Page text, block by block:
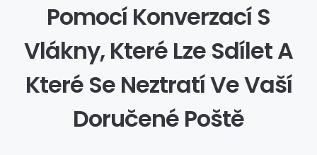
Pomocí Konverzací S
Vlákny, Které Lze Sdílet A
Které Se Neztratí Ve Vaší
Doručené Poště